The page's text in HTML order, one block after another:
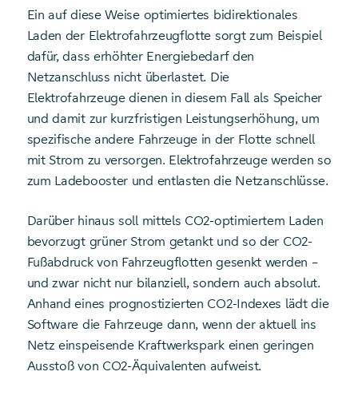
Ein auf diese Weise optimiertes bidirektionales
Laden der Elektrofahrzeugflotte sorgt zum Beispiel
dafür, dass erhöhter Energiebedarf den
Netzanschluss nicht überlastet. Die
Elektrofahrzeuge dienen in diesem Fall als Speicher
und damit zur kurzfristigen Leistungserhöhung, um
spezifische andere Fahrzeuge in der Flotte schnell
mit Strom zu versorgen. Elektrofahrzeuge werden so
zum Ladebooster und entlasten die Netzanschlüsse.
Darüber hinaus soll mittels CO2-optimiertem Laden
bevorzugt grüner Strom getankt und so der CO2-
Fußabdruck von Fahrzeugflotten gesenkt werden –
und zwar nicht nur bilanziell, sondern auch absolut.
Anhand eines prognostizierten CO2-Indexes lädt die
Software die Fahrzeuge dann, wenn der aktuell ins
Netz einspeisende Kraftwerkspark einen geringen
Ausstoß von CO2-Äquivalenten aufweist.